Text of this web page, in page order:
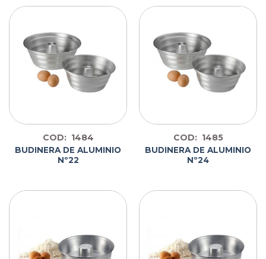
COD: 1484
BUDINERA DE ALUMINIO
Nº22
COD: 1485
BUDINERA DE ALUMINIO
Nº24